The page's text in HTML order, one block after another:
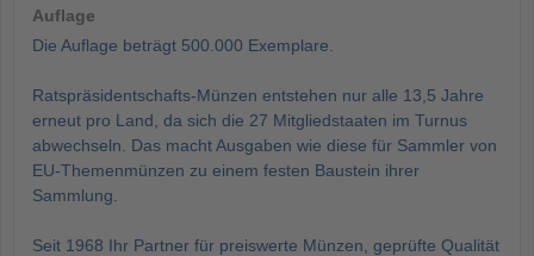
Auflage
Die Auflage beträgt 500.000 Exemplare.
Ratspräsidentschafts-Münzen entstehen nur alle 13,5 Jahre
erneut pro Land, da sich die 27 Mitgliedstaaten im Turnus
abwechseln. Das macht Ausgaben wie diese für Sammler von
EU-Themenmünzen zu einem festen Baustein ihrer
Sammlung.
Seit 1968 Ihr Partner für preiswerte Münzen, geprüfte Qualität